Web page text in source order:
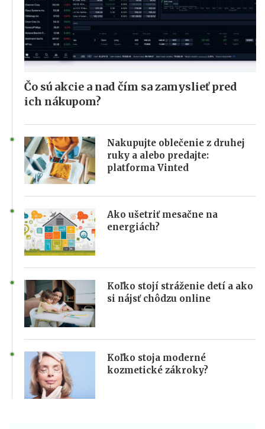
Čo sú akcie a nad čím sa zamyslieť pred
ich nákupom?
Nakupujte oblečenie z druhej
ruky a alebo predajte:
platforma Vinted
Ako ušetriť mesačne na
energiách?
Koľko stojí stráženie detí a ako
si nájsť chôdzu online
Koľko stoja moderné
kozmetické zákroky?